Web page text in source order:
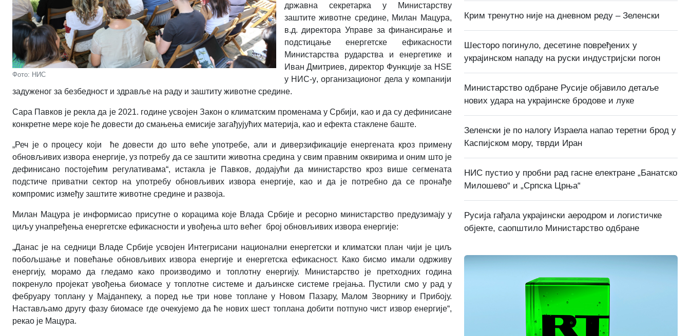
Фото: НИС
државна секретарка у Министарству
заштите животне средине, Милан Мацура,
в.д. директора Управе за финансирање и
подстицање енергетске ефикасности
Министарства рударства и енергетикеи
Иван Дмитриев, директор Функције за HSE
у НИС-у, организационог дела у компанији
задуженог за безбедност и здравље на раду и заштиту животне средине.
Сара Павков је рекла да је 2021. године усвојен Закон о климатским променама у Србији, као и да су дефинисане
конкретне мере које ће довести до смањења емисије загађујућих материја, као и ефекта стаклене баште.
„Реч је о процесу који ће довести до што веће употребе, али и диверзификације енергената кроз примену
обновљивих извора енергије, уз потребу да се заштити животна средина у свим правним оквирима и оним што је
дефинисано постојећим регулативама“, истакла је Павков, додајући да министарство кроз више сегмената
подстиче приватни сектор на употребу обновљивих извора енергије, као и да је потребно да се пронађе
компромис између заштите животне средине и развоја.
Милан Мацура је информисао присутне о корацима које Влада Србије и ресорно министарство предузимају у
циљу унапређења енергетске ефикасности и увођења што већег број обновљивих извора енергије:
„Данас је на седници Владе Србије усвојен Интегрисани национални енергетски и климатски план чији је циљ
побољшање и повећање обновљивих извора енергије и енергетска ефикасност. Како бисмо имали одрживу
енергију, морамо да гледамо како производимо и топлотну енергију. Министарство је претходних година
покренуло пројекат увођења биомасе у топлотне системе и даљинске системе грејања. Пустили смо у рад у
фебруару топлану у Мајданпеку, а поред ње три нове топлане у Новом Пазару, Малом Зворнику и Прибоју.
Настављамо другу фазу биомасе где очекујемо да ће нових шест топлана добити потпуно чист извор енергије“,
рекао је Мацура.
Крим тренутно није на дневном реду – Зеленски
Шесторо погинуло, десетине повређених у
украјинском нападу на руски индустријски погон
Министарство одбране Русије објавило детаље
нових удара на украјинске бродове и луке
Зеленски је по налогу Израела напао теретни брод у
Каспијском мору, тврди Иран
НИС пустио у пробни рад гасне електране „Банатско
Милошево“ и „Српска Црња“
Русија гађала украјински аеродром и логистичке
објекте, саопштило Министарство одбране